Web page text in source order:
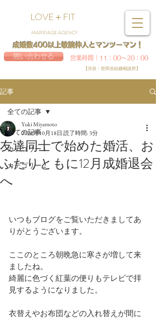
LOVE＋FIT
MARRIAGE AGENCY
問い合わせる
【渋谷・世田谷結婚相談所】
成婚数400以上敏腕仲人とマンツーマン！
営業時間｜11：00～20：00
記事
全ての記事
カテゴリー 1
カテゴリー 2
全ての記事
友達同士で始めた婚活、お
ふたりともに12月成婚退会
へ
Yuki Miyamoto
2020年10月18日 読了時間: 3分
いつもブログをご覧いただきましてあ
りがとうございます。
ここのところ朝晩急に寒さが増して来
ましたね。
綺麗に色づく紅葉の便りもテレビで拝
見するようになりました。
衣替えやお布団などの入れ替えが間に